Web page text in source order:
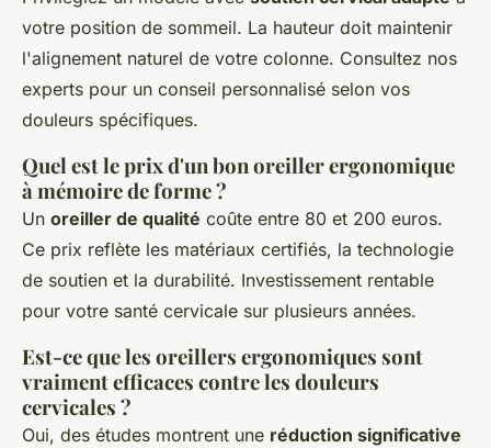
votre position de sommeil. La hauteur doit maintenir
l'alignement naturel de votre colonne. Consultez nos
experts pour un conseil personnalisé selon vos
douleurs spécifiques.
Quel est le prix d'un bon oreiller ergonomique
à mémoire de forme ?
Un oreiller de qualité coûte entre 80 et 200 euros.
Ce prix reflète les matériaux certifiés, la technologie
de soutien et la durabilité. Investissement rentable
pour votre santé cervicale sur plusieurs années.
Est-ce que les oreillers ergonomiques sont
vraiment efficaces contre les douleurs
cervicales ?
Oui, des études montrent une réduction significative